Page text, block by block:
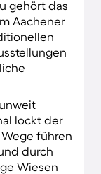
gehört das
Aachener
lockt der
führen
durch
Wiesen